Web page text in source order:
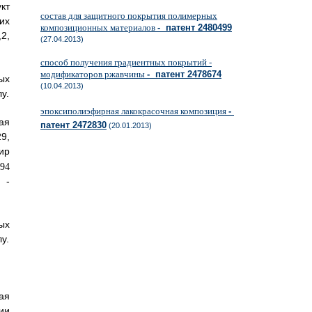
-
состав для защитного покрытия полимерных
композиционных материалов - патент 2480499
(27.04.2013)
способ получения градиентных покрытий -
модификаторов ржавчины - патент 2478674
(10.04.2013)
эпоксиполиэфирная лакокрасочная композиция -
патент 2472830 (20.01.2013)